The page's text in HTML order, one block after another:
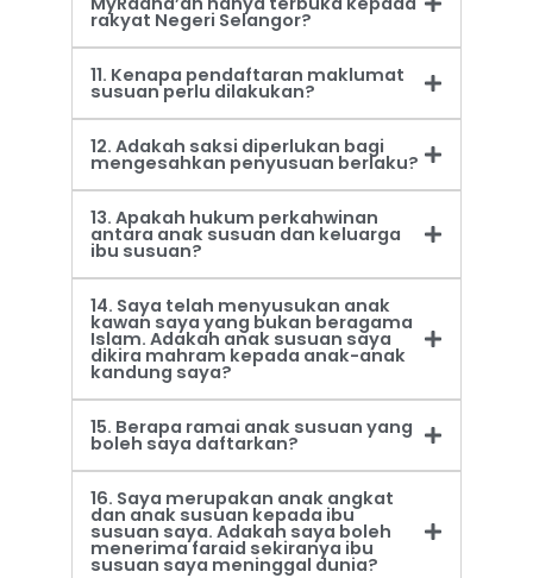
rakyat Negeri Selangor?
11. Kenapa pendaftaran maklumat
susuan perlu dilakukan?
12. Adakah saksi diperlukan bagi
mengesahkan penyusuan berlaku?
13. Apakah hukum perkahwinan
antara anak susuan dan keluarga
ibu susuan?
14. Saya telah menyusukan anak
kawan saya yang bukan beragama
Islam. Adakah anak susuan saya
dikira mahram kepada anak-anak
kandung saya?
15. Berapa ramai anak susuan yang
boleh saya daftarkan?
16. Saya merupakan anak angkat
dan anak susuan kepada ibu
susuan saya. Adakah saya boleh
menerima faraid sekiranya ibu
susuan saya meninggal dunia?